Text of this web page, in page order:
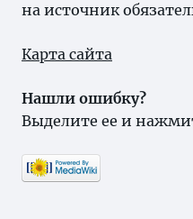
на источник
Карта сайта
Нашли ошибку?
Выделите ее и